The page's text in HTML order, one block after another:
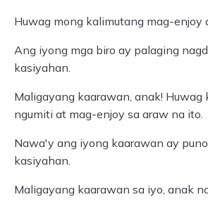
Huwag mong kalimutang mag-enjoy
Ang iyong mga biro ay palaging
kasiyahan.
Maligayang kaarawan, anak! Huwag
ngumiti at mag-enjoy sa araw na ito.
Nawa'y ang iyong kaarawan ay
kasiyahan.
Maligayang kaarawan sa iyo, anak